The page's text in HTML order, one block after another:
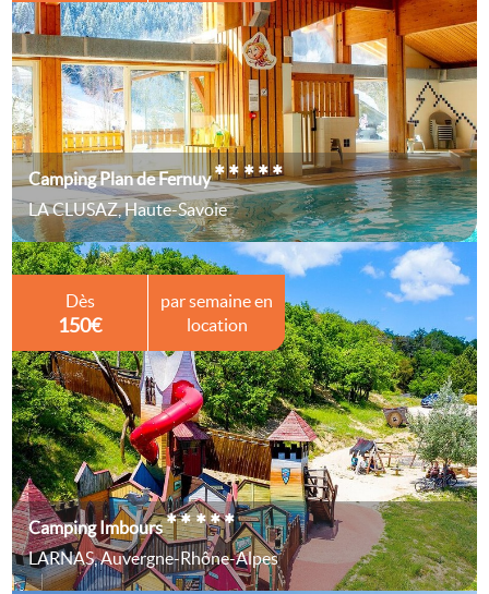
Camping Plan de Fernuy*****
LA CLUSAZ, Haute-Savoie
Dès
150€
par semaine en
location
Camping Imbours*****
LARNAS, Auvergne-Rhône-Alpes